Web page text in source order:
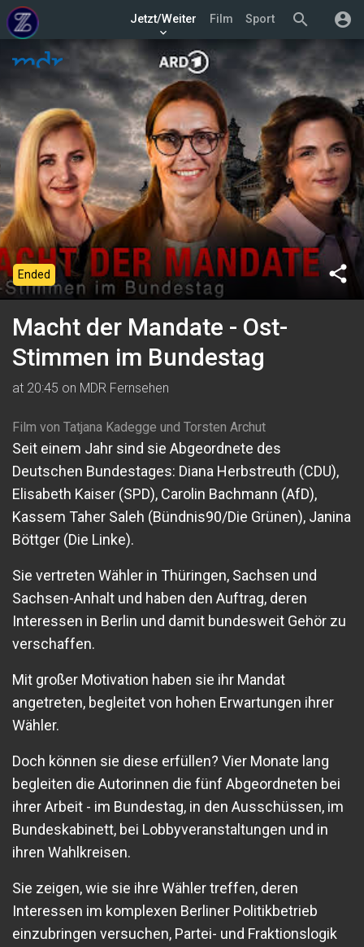
search account_circle
Jetzt/Weiter
keyboard_arrow_down
Film Sport
share
Ended
Macht der Mandate - Ost-
Stimmen im Bundestag
at 20:45 on MDR Fernsehen
Film von Tatjana Kadegge und Torsten Archut
Seit einem Jahr sind sie Abgeordnete des
Deutschen Bundestages: Diana Herbstreuth (CDU),
Elisabeth Kaiser (SPD), Carolin Bachmann (AfD),
Kassem Taher Saleh (Bündnis90/Die Grünen), Janina
Böttger (Die Linke).
Sie vertreten Wähler in Thüringen, Sachsen und
Sachsen-Anhalt und haben den Auftrag, deren
Interessen in Berlin und damit bundesweit Gehör zu
verschaffen.
Mit großer Motivation haben sie ihr Mandat
angetreten, begleitet von hohen Erwartungen ihrer
Wähler.
Doch können sie diese erfüllen? Vier Monate lang
begleiten die Autorinnen die fünf Abgeordneten bei
ihrer Arbeit - im Bundestag, in den Ausschüssen, im
Bundeskabinett, bei Lobbyveranstaltungen und in
ihren Wahlkreisen.
Sie zeigen, wie sie ihre Wähler treffen, deren
Interessen im komplexen Berliner Politikbetrieb
einzubringen versuchen, Partei- und Fraktionslogik